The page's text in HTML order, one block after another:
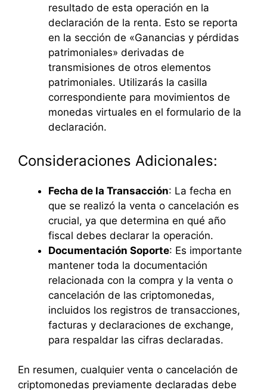
resultado de esta operación en la
declaración de la renta. Esto se reporta
en la sección de «Ganancias y pérdidas
patrimoniales» derivadas de
transmisiones de otros elementos
patrimoniales. Utilizarás la casilla
correspondiente para movimientos de
monedas virtuales en el formulario de la
declaración.
Consideraciones Adicionales:
Fecha de la Transacción: La fecha en
que se realizó la venta o cancelación es
crucial, ya que determina en qué año
fiscal debes declarar la operación.
Documentación Soporte: Es importante
mantener toda la documentación
relacionada con la compra y la venta o
cancelación de las criptomonedas,
incluidos los registros de transacciones,
facturas y declaraciones de exchange,
para respaldar las cifras declaradas.
En resumen, cualquier venta o cancelación de
criptomonedas previamente declaradas debe